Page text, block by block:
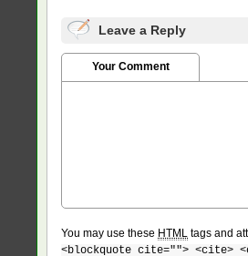
Leave a Reply
Your Comment
You may use these HTML tags and
<blockquote cite=""> <cite>